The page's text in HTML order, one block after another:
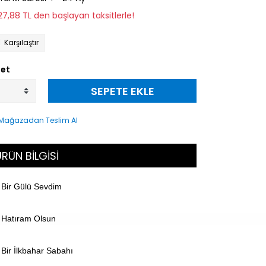
TL den başlayan taksitlerle!
Karşılaştır
SEPETE EKLE
BİLGİSİ
Bir Gülü Sevdim
Hatıram Olsun
Bir İlkbahar Sabahı